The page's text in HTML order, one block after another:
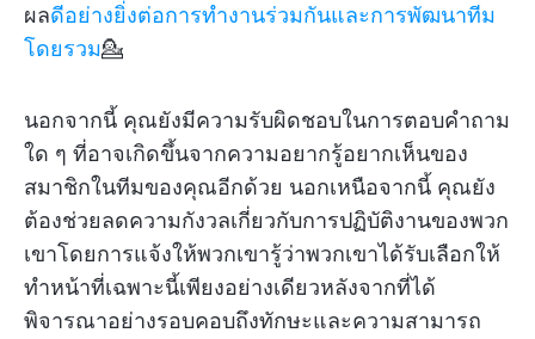
ผลดีอย่างยิ่งต่อการทำงานร่วมกันและการพัฒนาทีม
โดยรวม💁
นอกจากนี้ คุณยังมีความรับผิดชอบในการตอบคำถาม
ใด ๆ ที่อาจเกิดขึ้นจากความอยากรู้อยากเห็นของ
สมาชิกในทีมของคุณอีกด้วย นอกเหนือจากนี้ คุณยัง
ต้องช่วยลดความกังวลเกี่ยวกับการปฏิบัติงานของพวก
เขาโดยการแจ้งให้พวกเขารู้ว่าพวกเขาได้รับเลือกให้
ทำหน้าที่เฉพาะนี้เพียงอย่างเดียวหลังจากที่ได้
พิจารณาอย่างรอบคอบถึงทักษะและความสามารถ